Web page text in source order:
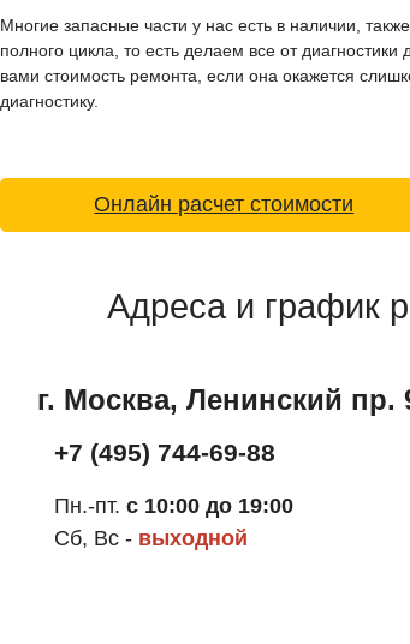
Многие запасные части у нас есть в наличии,
полного цикла, то есть делаем все от
вами стоимость ремонта, если она окажется
диагностику.
Онлайн расчет стоимости
Адреса и график
г. Москва, Ленинский пр.
+7 (495) 744-69-88
Пн.-пт. с 10:00 до 19:00
Сб, Вс - выходной